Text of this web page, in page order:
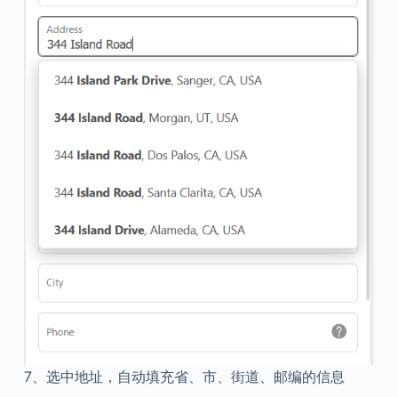
7、选中地址，自动填充省、市、街道、邮编的信息